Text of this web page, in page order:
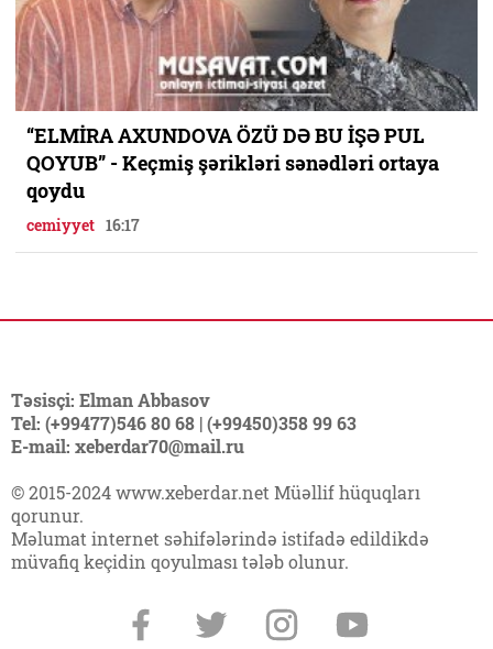
“ELMİRA AXUNDOVA ÖZÜ DƏ BU İŞƏ PUL
QOYUB” - Keçmiş şərikləri sənədləri ortaya
qoydu
cemiyyet 16:17
Təsisçi: Elman Abbasov
Tel: (+99477)546 80 68 | (+99450)358 99 63
E-mail: xeberdar70@mail.ru
© 2015-2024 www.xeberdar.net Müəllif hüquqları
qorunur.
Məlumat internet səhifələrində istifadə edildikdə
müvafiq keçidin qoyulması tələb olunur.